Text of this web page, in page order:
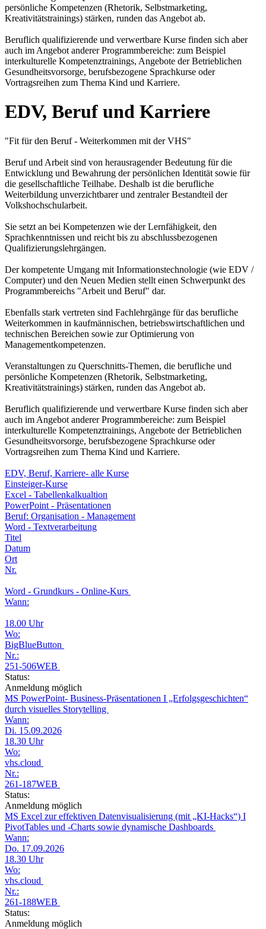
persönliche Kompetenzen (Rhetorik, Selbstmarketing,
Kreativitätstrainings) stärken, runden das Angebot ab.
Beruflich qualifizierende und verwertbare Kurse finden sich aber
auch im Angebot anderer Programmbereiche: zum Beispiel
interkulturelle Kompetenztrainings, Angebote der Betrieblichen
Gesundheitsvorsorge, berufsbezogene Sprachkurse oder
Vortragsreihen zum Thema Kind und Karriere.
EDV, Beruf und Karriere
"Fit für den Beruf - Weiterkommen mit der VHS"
Beruf und Arbeit sind von herausragender Bedeutung für die
Entwicklung und Bewahrung der persönlichen Identität sowie für
die gesellschaftliche Teilhabe. Deshalb ist die berufliche
Weiterbildung unverzichtbarer und zentraler Bestandteil der
Volkshochschularbeit.
Sie setzt an bei Kompetenzen wie der Lernfähigkeit, den
Sprachkenntnissen und reicht bis zu abschlussbezogenen
Qualifizierungslehrgängen.
Der kompetente Umgang mit Informationstechnologie (wie EDV /
Computer) und den Neuen Medien stellt einen Schwerpunkt des
Programmbereichs "Arbeit und Beruf" dar.
Ebenfalls stark vertreten sind Fachlehrgänge für das berufliche
Weiterkommen in kaufmännischen, betriebswirtschaftlichen und
technischen Bereichen sowie zur Optimierung von
Managementkompetenzen.
Veranstaltungen zu Querschnitts-Themen, die berufliche und
persönliche Kompetenzen (Rhetorik, Selbstmarketing,
Kreativitätstrainings) stärken, runden das Angebot ab.
Beruflich qualifizierende und verwertbare Kurse finden sich aber
auch im Angebot anderer Programmbereiche: zum Beispiel
interkulturelle Kompetenztrainings, Angebote der Betrieblichen
Gesundheitsvorsorge, berufsbezogene Sprachkurse oder
Vortragsreihen zum Thema Kind und Karriere.
EDV, Beruf, Karriere- alle Kurse
Einsteiger-Kurse
Excel - Tabellenkalkualtion
PowerPoint - Präsentationen
Beruf: Organisation - Management
Word - Textverarbeitung
Titel
Datum
Ort
Nr.
Word - Grundkurs - Online-Kurs
Wann:
18.00 Uhr
Wo:
BigBlueButton
Nr.:
251-506WEB
Status:
Anmeldung möglich
MS PowerPoint- Business-Präsentationen I „Erfolgsgeschichten“
durch visuelles Storytelling
Wann:
Di. 15.09.2026
18.30 Uhr
Wo:
vhs.cloud
Nr.:
261-187WEB
Status:
Anmeldung möglich
MS Excel zur effektiven Datenvisualisierung (mit „KI-Hacks“) I
PivotTables und -Charts sowie dynamische Dashboards
Wann:
Do. 17.09.2026
18.30 Uhr
Wo:
vhs.cloud
Nr.:
261-188WEB
Status:
Anmeldung möglich